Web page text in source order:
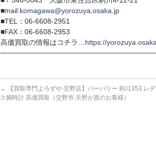
■mail:komagawa@yorozuya.osaka.jp
■TEL：06-6608-2951
■FAX：06-6608-2953
高価買取の情報はコチラ…https://
←
【買取専門よろずや 交野店】バーバリー BU1353 レ
ス腕時計 高価買取（交野市 天野が原のお客様）